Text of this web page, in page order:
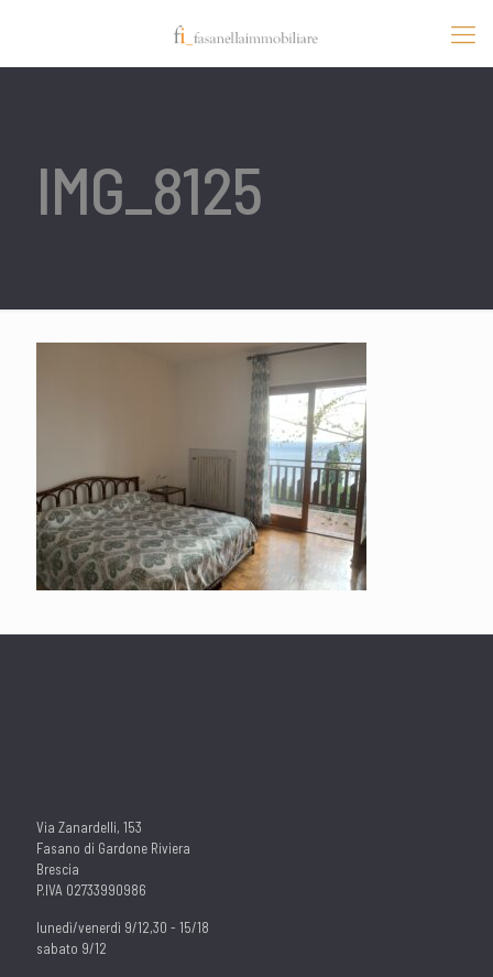
IMG_8125
Via Zanardelli, 153
Fasano di Gardone Riviera
Brescia
P.IVA 02733990986
lunedì/venerdì 9/12,30 - 15/18
sabato 9/12